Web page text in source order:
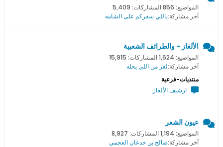
المواضيع: 856 المشاركات: 5,409
آخر مشاركة:ياللي سفركم على الشامه
الألغاز - والطرائف الشعبية
المواضيع: 1,624 المشاركات: 15,915
آخر مشاركة:لغز من اللي يحله
منتديات-فرعية
ارشيف الألغاز
عيون الشعر
المواضيع: 1,194 المشاركات: 8,927
آخر مشاركة:صالح بن خدعان العجمي